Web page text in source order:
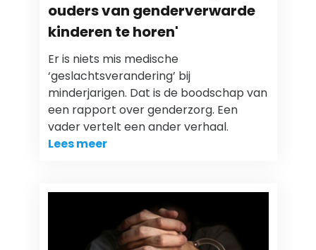
ouders van genderverwarde
kinderen te horen'
Er is niets mis medische
‘geslachtsverandering’ bij
minderjarigen. Dat is de boodschap van
een rapport over genderzorg. Een
vader vertelt een ander verhaal.
Lees meer